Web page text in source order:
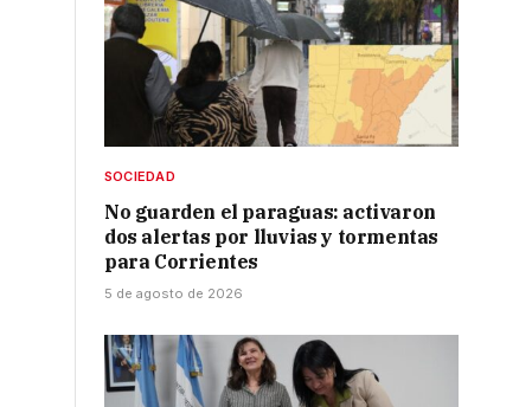
SOCIEDAD
No guarden el paraguas: activaron
dos alertas por lluvias y tormentas
para Corrientes
5 de agosto de 2026